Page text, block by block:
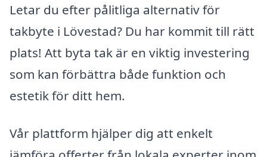
Letar du efter pålitliga alternativ för
takbyte i Lövestad? Du har kommit till rätt
plats! Att byta tak är en viktig investering
som kan förbättra både funktion och
estetik för ditt hem.
Vår plattform hjälper dig att enkelt